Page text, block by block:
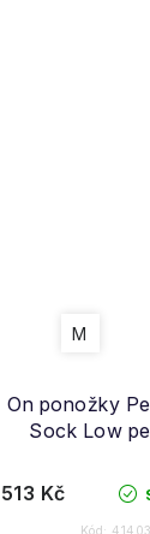
On ponožky
Sock Low
M
513 Kč
Kód: